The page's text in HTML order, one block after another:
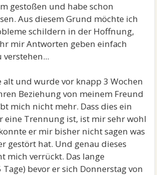
gestoßen und habe schon
Aus diesem Grund möchte ich
schildern in der Hoffnung,
mir Antworten geben einfach
alt und wurde vor knapp 3 Wochen
Beziehung von meinem Freund
mich nicht mehr. Dass dies ein
eine Trennung ist, ist mir sehr wohl
er mir bisher nicht sagen was
gestört hat. Und genau dieses
mich verrückt. Das lange
Tage) bevor er sich Donnerstag von